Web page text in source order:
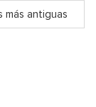
más antiguas